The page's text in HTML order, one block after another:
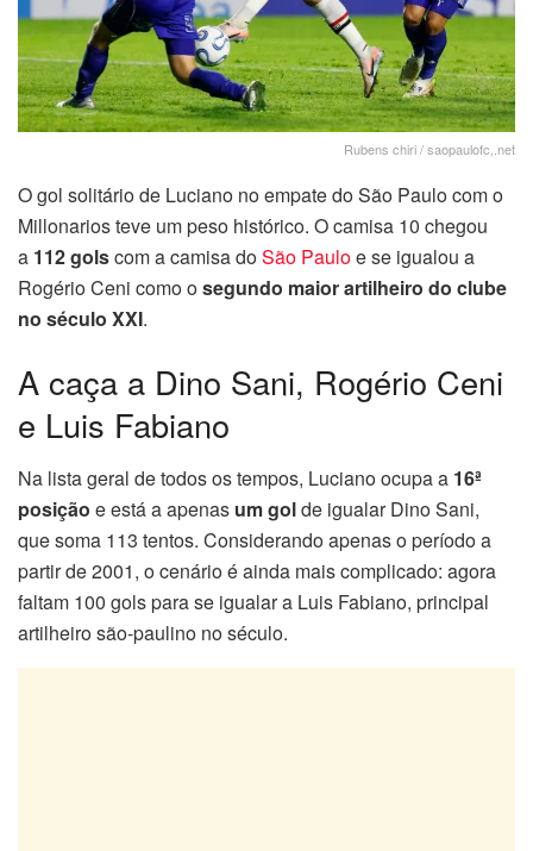
Rubens chiri / saopaulofc,.net
O gol solitário de Luciano no empate do São Paulo com o
Millonarios teve um peso histórico. O camisa 10 chegou
a 112 golscom a camisa doSão Pauloe se igualou a
Rogério Ceni como osegundo maior artilheiro do clube
no século XXI.
A caça a Dino Sani, Rogério Ceni
e Luis Fabiano
Na lista geral de todos os tempos, Luciano ocupa a 16ª
posição e está a apenas um golde igualar Dino Sani,
que soma 113 tentos. Considerando apenas o período a
partir de 2001, o cenário é ainda mais complicado: agora
faltam 100 gols para se igualar a Luis Fabiano, principal
artilheiro são-paulino no século.